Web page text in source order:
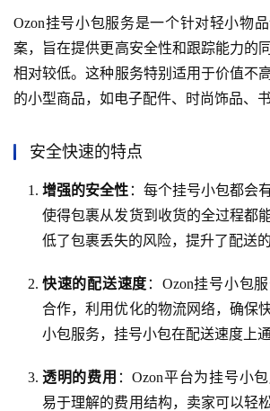
Ozon挂号小包服务是一个针对轻小物
案，旨在提供更高安全性和跟踪能力的
相对较低。这种服务特别适用于价值不
的小型商品，如电子配件、时尚饰品、书
安全快速的特点
增强的安全性 ：每个挂号小包都会
使得包裹从发货到收货的全过程都
低了包裹丢失的风险，提升了配送的
快速的配送速度 ：Ozon挂号小包
合作，利用优化的物流网络，确保
小包服务，挂号小包在配送速度上
透明的费用 ：Ozon平台为挂号小
易于理解的费用结构，卖家可以轻